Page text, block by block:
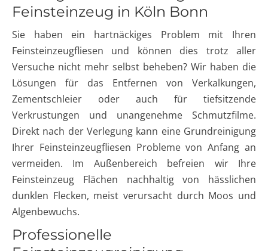
Feinsteinzeug in Köln Bonn
Sie haben ein hartnäckiges Problem mit Ihren
Feinsteinzeugfliesen und können dies trotz aller
Versuche nicht mehr selbst beheben? Wir haben die
Lösungen für das Entfernen von Verkalkungen,
Zementschleier oder auch für tiefsitzende
Verkrustungen und unangenehme Schmutzfilme.
Direkt nach der Verlegung kann eine Grundreinigung
Ihrer Feinsteinzeugfliesen Probleme von Anfang an
vermeiden. Im Außenbereich befreien wir Ihre
Feinsteinzeug Flächen nachhaltig von hässlichen
dunklen Flecken, meist verursacht durch Moos und
Algenbewuchs.
Professionelle